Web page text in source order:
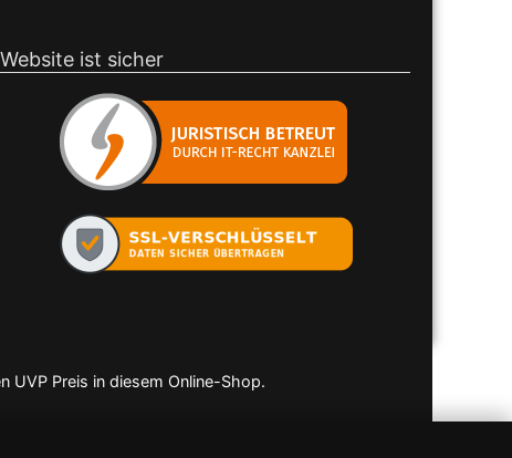
Website ist sicher
UVP Preis in diesem Online-Shop.